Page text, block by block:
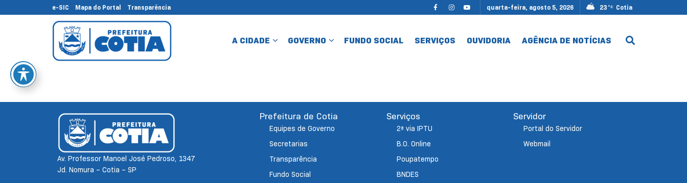
e-SIC Mapa do Portal Transparência quarta-feira, agosto 5, 2026 23 °C Cotia
A CIDADE GOVERNO FUNDO SOCIAL SERVIÇOS OUVIDORIA AGÊNCIA DE NOTÍCIAS
Av. Professor Manoel José Pedroso, 1347
Jd. Nomura – Cotia – SP
Prefeitura de Cotia
Equipes de Governo
Secretarias
Transparência
Fundo Social
Serviços
2ª via IPTU
B.O. Online
Poupatempo
BNDES
Servidor
Portal do Servidor
Webmail